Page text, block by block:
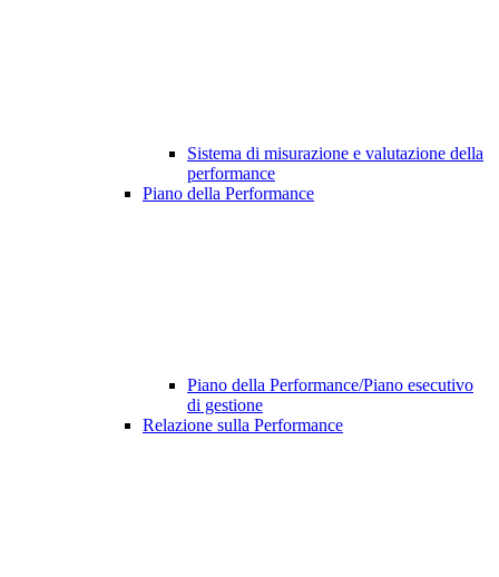
Sistema di misurazione e valutazione della
performance
Piano della Performance
Piano della Performance/Piano esecutivo
di gestione
Relazione sulla Performance